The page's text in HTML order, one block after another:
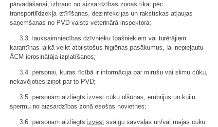
pārvadāšanai, izbrauc no aizsardzības zonas tikai pēc
transportlīdzekļa iztīrīšanas, dezinfekcijas un rakstiskas atļaujas
saņemšanas no PVD valsts veterinārā inspektora;
3.3. lauksaimniecības dzīvnieku īpašniekiem vai turētājiem
karantīnas laikā veikt atbilstošus higiēnas pasākumus, lai nepieļautu
ĀCM ierosinātāja izplatīšanos;
3.4. personai, kuras rīcībā ir informācija par mirušu vai slimu cūku,
nekavējoties ziņot par to PVD;
3.5. personām aizliegts izvest cūku olšūnas, embrijus un kuiļu
spermu no aizsardzības zonā esošas novietnes;
3.6. personām aizliegts izvest svaigu savvaļas un/vai mājas cūku